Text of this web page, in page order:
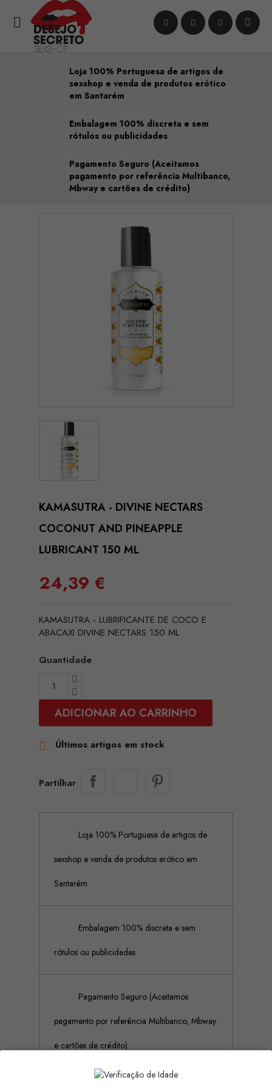

Loja 100% Portuguesa de artigos de
sexshop e venda de produtos erótico
em Santarém
Embalagem 100% discreta e sem
rótulos ou publicidades
Pagamento Seguro (Aceitamos
pagamento por referência Multibanco,
Mbway e cartões de crédito)
KAMASUTRA - DIVINE NECTARS
COCONUT AND PINEAPPLE
LUBRICANT 150 ML
24,39 €
KAMASUTRA - LUBRIFICANTE DE COCO E
ABACAXI DIVINE NECTARS 150 ML
Quantidade
ADICIONAR AO CARRINHO
 Últimos artigos em stock
Partilhar
Loja 100% Portuguesa de artigos de
sexshop e venda de produtos erótico em
Santarém
Embalagem 100% discreta e sem
rótulos ou publicidades
Pagamento Seguro (Aceitamos
pagamento por referência Multibanco, Mbway
e cartões de crédito)